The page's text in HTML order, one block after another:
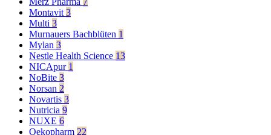
Montavit 3
Multi 3
Murnauers Bachblüten 1
Mylan 3
Nestle Health Science 13
NICApur 1
NoBite 3
Norsan 2
Novartis 3
Nutricia 9
NUXE 6
Oekopharm 22